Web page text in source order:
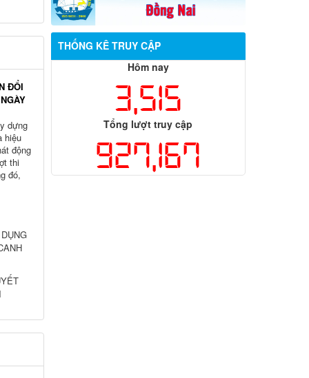
ĐỔI
dựng
hiệu
động
thi
đó,
THỐNG KÊ TRUY CẬP
Hôm nay
3,515
Tổng lượt truy cập
927,167